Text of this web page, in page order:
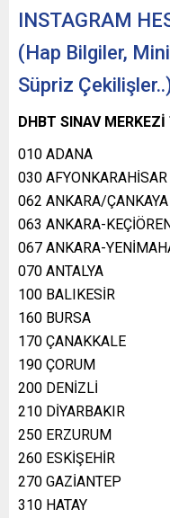
INSTAGRAM
(Hap Bilgiler,
Süpriz
DHBT SINAV MERKEZİ
010 ADANA
030 AFYONKARAHİSAR
062 ANKARA/ÇANKAYA
063 ANKARA-
067 ANKARA-
070 ANTALYA
100 BALIKESİR
160 BURSA
170 ÇANAKKALE
190 ÇORUM
200 DENİZLİ
210 DİYARBAKIR
250 ERZURUM
260 ESKİŞEHİR
270 GAZİANTEP
310 HATAY